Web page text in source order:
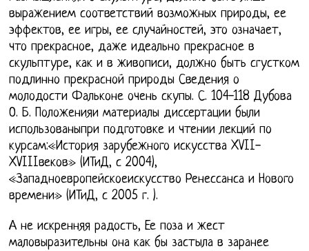
выражением соответствий возможных природы, ее
эффектов, ее игры, ее случайностей, это означает,
что прекрасное, даже идеально прекрасное в
скульптуре, как и в живописи, должно быть сгустком
подлинно прекрасной природы Сведения о
молодости Фальконе очень скупы. С. 104-118 Дубова
О. Б. Положенияи материалы диссертации были
использованыпри подготовке и чтении лекций по
курсам:«История зарубежного искусства XVII-
XVIIIвеков» (ИТиД, с 2004),
«Западноевропейскоеискусство Ренессанса и Нового
времени» (ИТиД, с 2005 г. ).
А не искренняя радость, Ее поза и жест
маловыразительны она как бы застыла в заранее